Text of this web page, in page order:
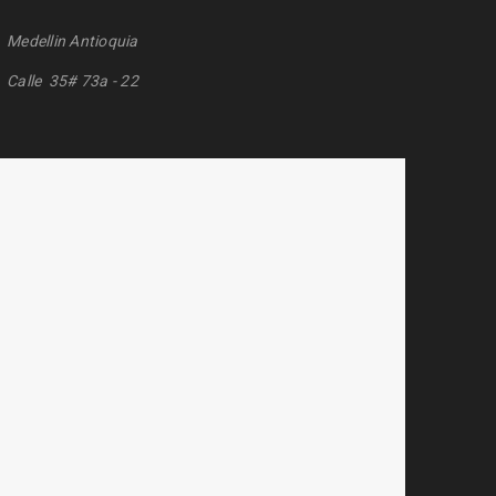
Medellin Antioquia
Calle 35# 73a - 22